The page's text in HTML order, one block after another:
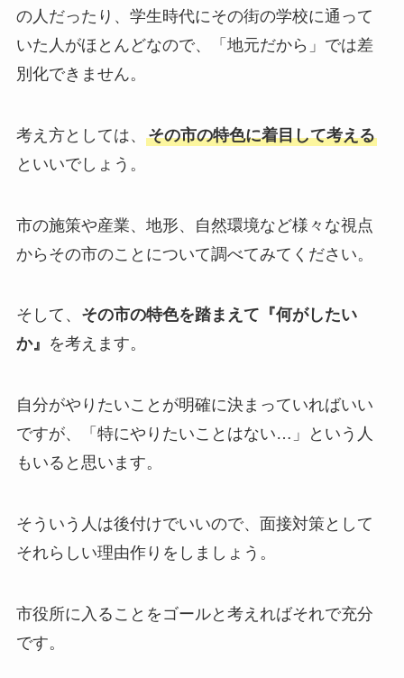
の人だったり、学生時代にその街の学校に通って
いた人がほとんどなので、「地元だから」では差
別化できません。
考え方としては、 その市の特色に着目して考える
といいでしょう。
市の施策や産業、地形、自然環境など様々な視点
からその市のことについて調べてみてください。
そして、 その市の特色を踏まえて『何がしたい
か』 を考えます。
自分がやりたいことが明確に決まっていればいい
ですが、「特にやりたいことはない…」という人
もいると思います。
そういう人は後付けでいいので、面接対策として
それらしい理由作りをしましょう。
市役所に入ることをゴールと考えればそれで充分
です。